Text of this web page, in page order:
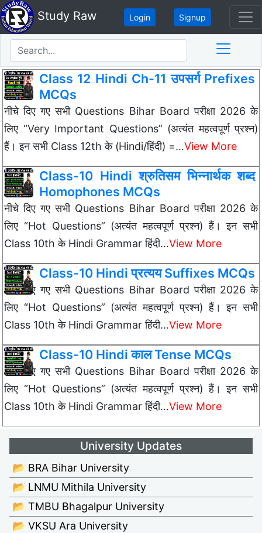
Study Raw Login Signup
Class 12 Hindi Ch-11 उपसर्ग Prefixes
MCQs
नीचे दिए गए सभी Questions Bihar Board परीक्षा 2026 के
लिए “Very Important Questions” (अत्यंत महत्वपूर्ण प्रश्न)
हैं। इन सभी Class 12th के (Hindi/हिंदी) =…View More
Class-10 Hindi श्रुतिसम भिन्नार्थक शब्द
Homophones MCQs
नीचे दिए गए सभी Questions Bihar Board परीक्षा 2026 के
लिए “Hot Questions” (अत्यंत महत्वपूर्ण प्रश्न) हैं। इन सभी
Class 10th के Hindi Grammar हिंदी…View More
Class-10 Hindi प्रत्यय Suffixes MCQs
नीचे दिए गए सभी Questions Bihar Board परीक्षा 2026 के
लिए “Hot Questions” (अत्यंत महत्वपूर्ण प्रश्न) हैं। इन सभी
Class 10th के Hindi Grammar हिंदी…View More
Class-10 Hindi काल Tense MCQs
नीचे दिए गए सभी Questions Bihar Board परीक्षा 2026 के
लिए “Hot Questions” (अत्यंत महत्वपूर्ण प्रश्न) हैं। इन सभी
Class 10th के Hindi Grammar हिंदी…View More
University Updates
📂 BRA Bihar University
📂 LNMU Mithila University
📂 TMBU Bhagalpur University
📂 VKSU Ara University